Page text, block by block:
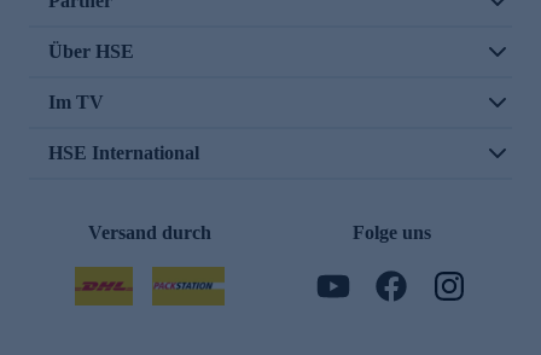
Über HSE
Im TV
HSE International
Versand durch Folge uns